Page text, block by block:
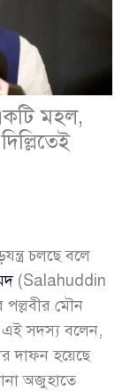
মহল,
চলছে বলে
(Salahuddin
পল্লবীর মৌন
এই সদস্য বলেন,
দাফন হয়েছে
অজুহাতে